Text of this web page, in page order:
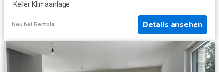
·Keller·Klimaanlage
Neu bei Rentola Details ansehen